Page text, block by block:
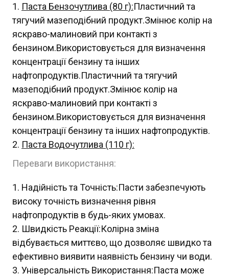
Паста Бензочутлива (80 г):Пластичний та
тягучий мазеподібний продукт.Змінює колір на
яскраво-малиновий при контакті з
бензином.Використовується для визначення
концентрації бензину та інших
нафтопродуктів.Пластичний та тягучий
мазеподібний продукт.Змінює колір на
яскраво-малиновий при контакті з
бензином.Використовується для визначення
концентрації бензину та інших нафтопродуктів.
Паста Водочутлива (110 г):
Переваги використання:
Надійність та Точність:Пасти забезпечують
високу точність визначення рівня
нафтопродуктів в будь-яких умовах.
Швидкість Реакції:Колірна зміна
відбувається миттєво, що дозволяє швидко та
ефективно виявити наявність бензину чи води.
Універсальність Використання:Паста може